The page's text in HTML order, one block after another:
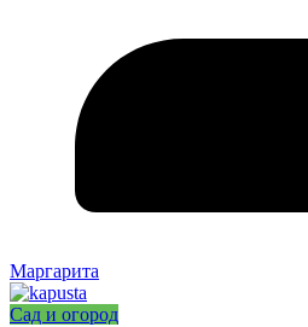
Маргарита
Сад и огород